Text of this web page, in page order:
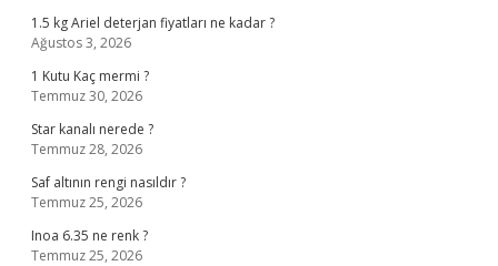
1.5 kg Ariel deterjan fiyatları ne kadar ?
Ağustos 3, 2026
1 Kutu Kaç mermi ?
Temmuz 30, 2026
Star kanalı nerede ?
Temmuz 28, 2026
Saf altının rengi nasıldır ?
Temmuz 25, 2026
Inoa 6.35 ne renk ?
Temmuz 25, 2026